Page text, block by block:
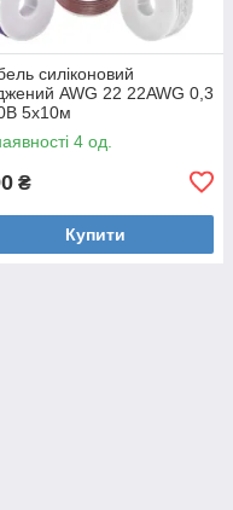
силіконовий
AWG 22 22AWG 0,3
5x10м
4 од.
₴
Купити